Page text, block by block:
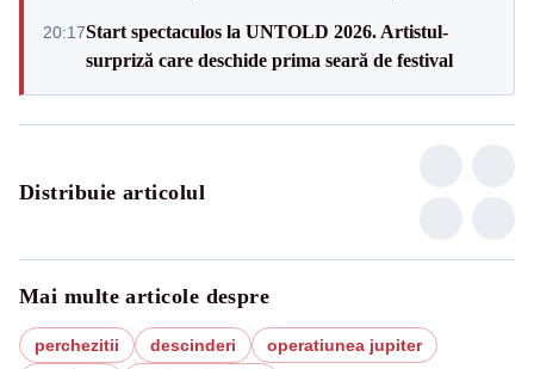
20:17Start spectaculos la UNTOLD 2026. Artistul-
surpriză care deschide prima seară de festival
Distribuie articolul
Mai multe articole despre
perchezitii descinderi
operatiunea jupiter